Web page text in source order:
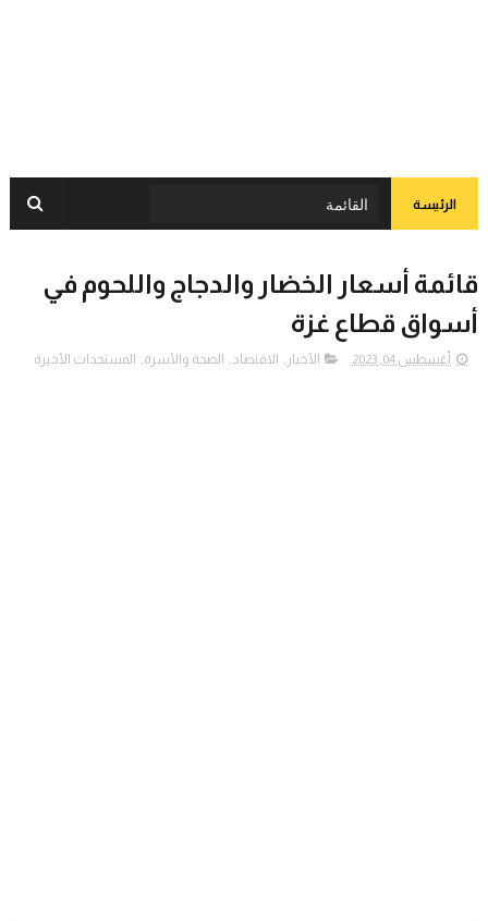
الرئيسة
قائمة أسعار الخضار والدجاج واللحوم في
أسواق قطاع غزة
أغسطس 04, 2023 الأخبار , الاقتصاد, الصحة والأسرة, المستجدات الأخيرة